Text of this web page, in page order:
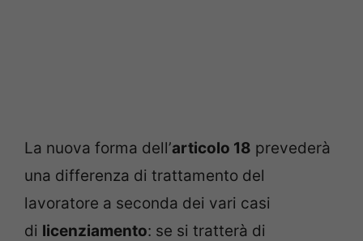
La nuova forma dell’articolo 18 prevederà
una differenza di trattamento del
lavoratore a seconda dei vari casi
di licenziamento: se si tratterà di